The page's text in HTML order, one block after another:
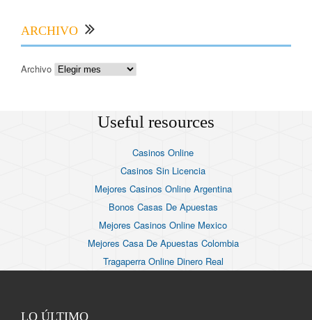
ARCHIVO
Archivo
Useful resources
Casinos Online
Casinos Sin Licencia
Mejores Casinos Online Argentina
Bonos Casas De Apuestas
Mejores Casinos Online Mexico
Mejores Casa De Apuestas Colombia
Tragaperra Online Dinero Real
LO ÚLTIMO